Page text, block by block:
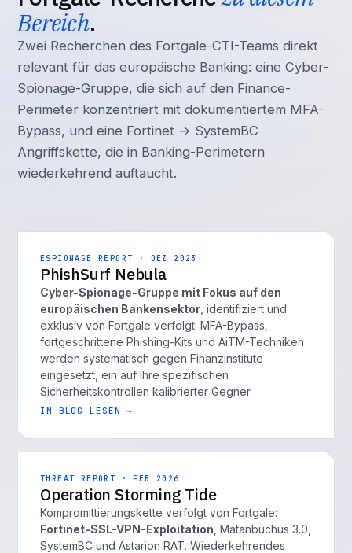
Bereich.
Zwei Recherchen des Fortgale-CTI-Teams direkt
relevant für das europäische Banking: eine Cyber-
Spionage-Gruppe, die sich auf den Finance-
Perimeter konzentriert mit dokumentiertem MFA-
Bypass, und eine Fortinet → SystemBC
Angriffskette, die in Banking-Perimetern
wiederkehrend auftaucht.
ESPIONAGE REPORT · DEZ 2023
PhishSurf Nebula
Cyber-Spionage-Gruppe mit Fokus auf den
europäischen Bankensektor , identifiziert und
exklusiv von Fortgale verfolgt. MFA-Bypass,
fortgeschrittene Phishing-Kits und AiTM-Techniken
werden systematisch gegen Finanzinstitute
eingesetzt, ein auf Ihre spezifischen
Sicherheitskontrollen kalibrierter Gegner.
IM BLOG LESEN →
THREAT REPORT · FEB 2026
Operation Storming Tide
Kompromittierungskette verfolgt von Fortgale:
Fortinet-SSL-VPN-Exploitation , Matanbuchus 3.0,
SystemBC und Astarion RAT. Wiederkehrendes